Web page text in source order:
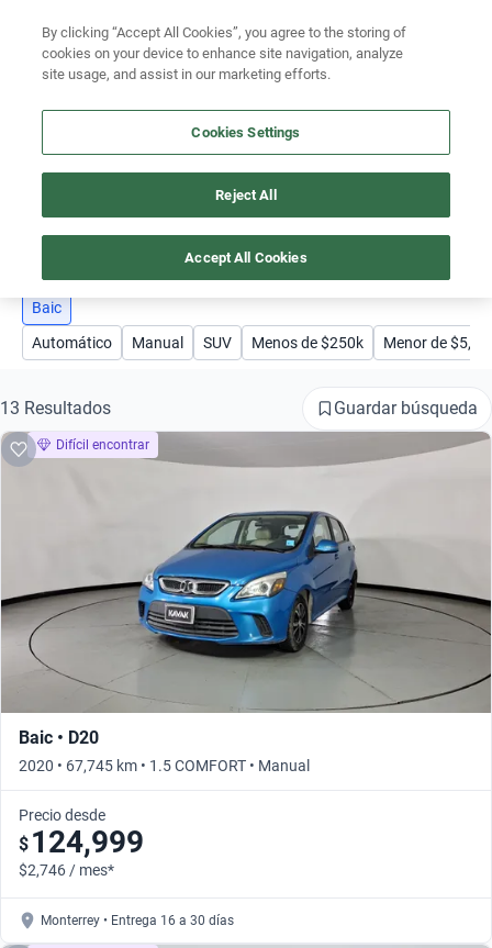
Ubicación
Busca por marca
Busca por año
Busca por marca
Busca por modelo
Busca por versión
1
Baic
Automático
Manual SUV Menos de $250k Menor de
13 Resultados Guardar búsqueda
Difícil encontrar
Baic • D20
2020 • 67,745 km • 1.5 COMFORT • Manual
Precio desde
$ 124,999
$2,746 / mes*
Monterrey • Entrega 16 a 30 días
By clicking “Accept All Cookies”, you agree to the storing of
cookies on your device to enhance site navigation, analyze
site usage, and assist in our marketing efforts.
Cookies Settings
Reject All
Accept All Cookies